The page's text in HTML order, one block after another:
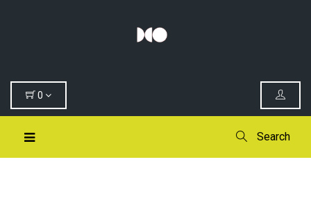
0
Search